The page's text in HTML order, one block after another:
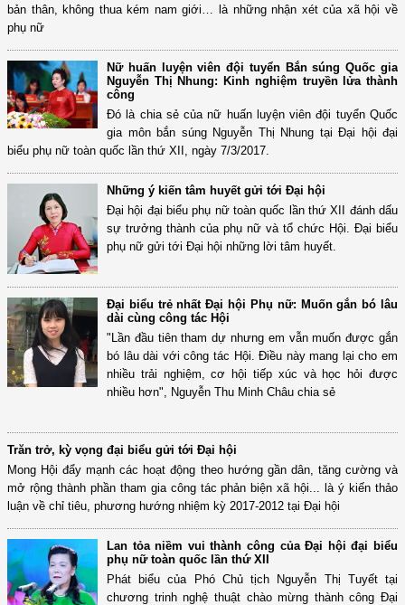
bản thân, không thua kém nam giới… là những nhận xét của xã hội về
phụ nữ
Nữ huấn luyện viên đội tuyển Bắn súng Quốc gia
Nguyễn Thị Nhung: Kinh nghiệm truyền lửa thành
công
Đó là chia sẻ của nữ huấn luyện viên đội tuyển Quốc
gia môn bắn súng Nguyễn Thị Nhung tại Đại hội đại
biểu phụ nữ toàn quốc lần thứ XII, ngày 7/3/2017.
Những ý kiến tâm huyết gửi tới Đại hội
Đại hội đại biểu phụ nữ toàn quốc lần thứ XII đánh dấu
sự trưởng thành của phụ nữ và tổ chức Hội. Đại biểu
phụ nữ gửi tới Đại hội những lời tâm huyết.
Đại biểu trẻ nhất Đại hội Phụ nữ: Muốn gắn bó lâu
dài cùng công tác Hội
"Lần đầu tiên tham dự nhưng em vẫn muốn được gắn
bó lâu dài với công tác Hội. Điều này mang lại cho em
nhiều trải nghiệm, cơ hội tiếp xúc và học hỏi được
nhiều hơn", Nguyễn Thu Minh Châu chia sẻ
Trăn trở, kỳ vọng đại biểu gửi tới Đại hội
Mong Hội đẩy mạnh các hoạt động theo hướng gần dân, tăng cường và
mở rộng thành phần tham gia công tác phản biện xã hội... là ý kiến thảo
luận về chỉ tiêu, phương hướng nhiệm kỳ 2017-2012 tại Đại hội
Lan tỏa niềm vui thành công của Đại hội đại biểu
phụ nữ toàn quốc lần thứ XII
Phát biểu của Phó Chủ tịch Nguyễn Thị Tuyết tại
chương trinh nghệ thuật chào mừng thành công Đại